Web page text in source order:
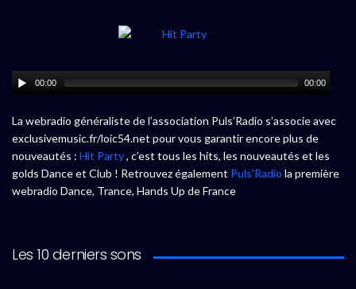
00:00 00:00
La webradio généraliste de l’association Puls’Radio s’associe avec
exclusivemusic.fr/loic54.net pour vous garantir encore plus de
nouveautés : Hit Party, c’est tous les hits, les nouveautés et les
golds Dance et Club ! Retrouvez également Puls’Radio la première
webradio Dance, Trance, Hands Up de France
Les 10 derniers sons